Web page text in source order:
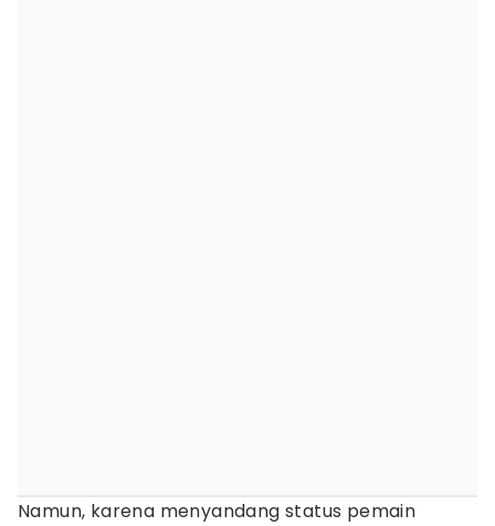
Namun, karena menyandang status pemain